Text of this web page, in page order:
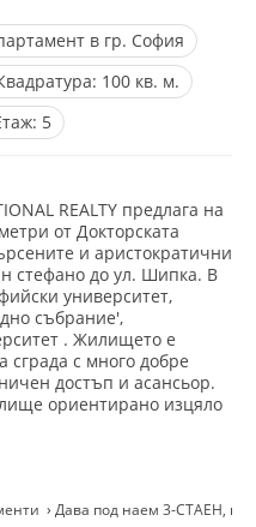
в гр. София
100 кв. м.
5
REALTY предлага на
от Докторската
и аристократични
стефано до ул. Шипка. В
университет,
събрание',
. Жилището е
сграда с много добре
достъп и асансьор.
ориентирано изцяло
панорамен хол
Дава под наем 3-СТАЕН,